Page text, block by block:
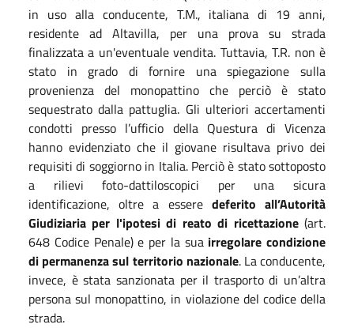
in uso alla conducente, T.M., italiana di 19 anni,
residente ad Altavilla, per una prova su strada
finalizzata a un'eventuale vendita. Tuttavia, T.R. non è
stato in grado di fornire una spiegazione sulla
provenienza del monopattino che perciò è stato
sequestrato dalla pattuglia. Gli ulteriori accertamenti
condotti presso l’ufficio della Questura di Vicenza
hanno evidenziato che il giovane risultava privo dei
requisiti di soggiorno in Italia. Perciò è stato sottoposto
a rilievi foto-dattiloscopici per una sicura
identificazione, oltre a essere deferito all’Autorità
Giudiziaria per l'ipotesi di reato di ricettazione(art.
648 Codice Penale) e per la sua irregolare condizione
di permanenza sul territorio nazionale. La conducente,
invece, è stata sanzionata per il trasporto di un’altra
persona sul monopattino, in violazione del codice della
strada.